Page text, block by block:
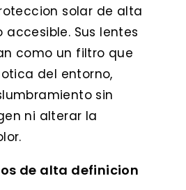
solar de alta
Sus lentes
como un filtro que
del entorno,
sin
ni alterar la
de alta definicion